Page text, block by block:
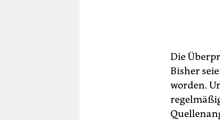
Die
Bisher
worden.